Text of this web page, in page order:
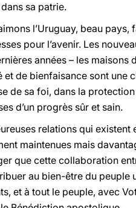
sa patrie.
l’Uruguay, beau
pour l’avenir. Les
années – les maisons
et de bienfaisance sont une
de sa foi, dans la
d’un progrès sûr et sain.
relations qui
maintenues mais
que cette collaboration
au bien-être du peuple
et à tout le peuple, avec